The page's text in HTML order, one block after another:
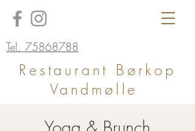
Tel. 75868788
Restaurant Børkop
Vandmølle